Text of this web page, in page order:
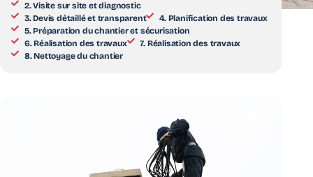
2. Visite sur site et diagnostic
3. Devis détaillé et transparent
4. Planification des travaux
5. Préparation du chantier et sécurisation
6. Réalisation des travaux
7. Réalisation des travaux
8. Nettoyage du chantier